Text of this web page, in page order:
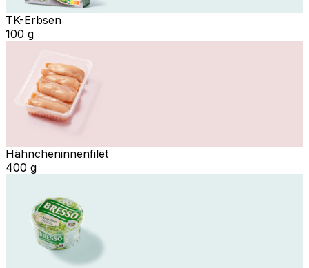
TK-Erbsen
100 g
Hähncheninnenfilet
400 g